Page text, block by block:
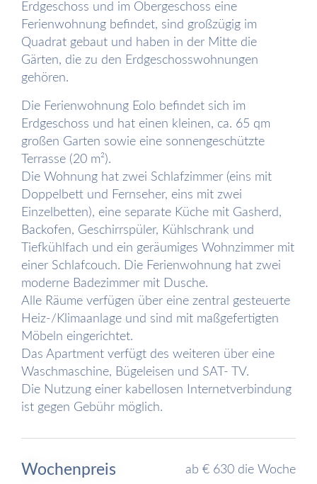
Erdgeschoss und im Obergeschoss eine
Ferienwohnung befindet, sind großzügig im
Quadrat gebaut und haben in der Mitte die
Gärten, die zu den Erdgeschosswohnungen
gehören.
Die Ferienwohnung Eolo befindet sich im
Erdgeschoss und hat einen kleinen, ca. 65 qm
großen Garten sowie eine sonnengeschützte
Terrasse (20 m²).
Die Wohnung hat zwei Schlafzimmer (eins mit
Doppelbett und Fernseher, eins mit zwei
Einzelbetten), eine separate Küche mit Gasherd,
Backofen, Geschirrspüler, Kühlschrank und
Tiefkühlfach und ein geräumiges Wohnzimmer mit
einer Schlafcouch. Die Ferienwohnung hat zwei
moderne Badezimmer mit Dusche.
Alle Räume verfügen über eine zentral gesteuerte
Heiz-/Klimaanlage und sind mit maßgefertigten
Möbeln eingerichtet.
Das Apartment verfügt des weiteren über eine
Waschmaschine, Bügeleisen und SAT- TV.
Die Nutzung einer kabellosen Internetverbindung
ist gegen Gebühr möglich.
Wochenpreis ab € 630 die Woche